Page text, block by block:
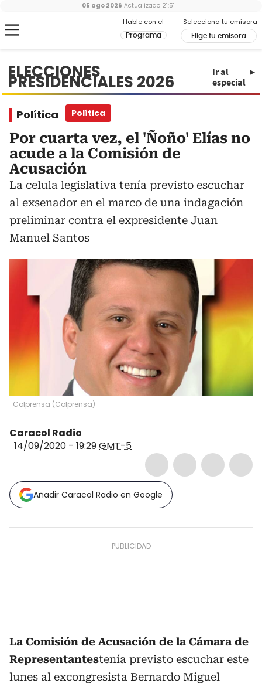
Hable con el
Programa
Selecciona tu emisora
Elige tu emisora
05 ago 2026 Actualizado 21:51
ELECCIONES
PRESIDENCIALES 2026
Ir al
especial
Política Política
Por cuarta vez, el 'Ñoño' Elías no
acude a la Comisión de
Acusación
La celula legislativa tenía previsto escuchar
al exsenador en el marco de una indagación
preliminar contra el expresidente Juan
Manuel Santos
Colprensa (Colprensa)
Caracol Radio
14/09/2020 - 19:29GMT-5
Añadir Caracol Radio en Google
La Comisión de Acusación de la Cámara de
Representantestenía previsto escuchar este
lunes al excongresista Bernardo Miguel